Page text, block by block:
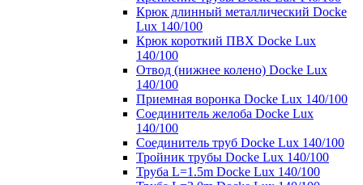
Крюк длинный металлический Docke
Lux 140/100
Крюк короткий ПВХ Docke Lux
140/100
Отвод (нижнее колено) Docke Lux
140/100
Приемная воронка Docke Lux 140/100
Соединитель желоба Docke Lux
140/100
Соединитель труб Docke Lux 140/100
Тройник трубы Docke Lux 140/100
Труба L=1.5m Docke Lux 140/100